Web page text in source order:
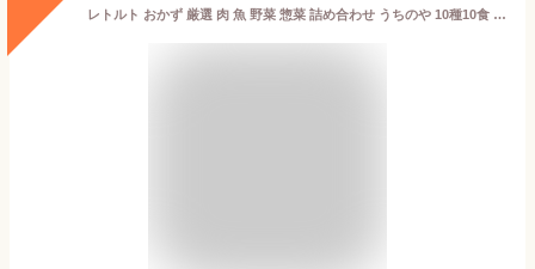
レトルト おかず 厳選 肉 魚 野菜 惣菜 詰め合わせ うちのや 10種10食 セット レトルト食品 常温保存 レンジ対応 国産乾燥野菜